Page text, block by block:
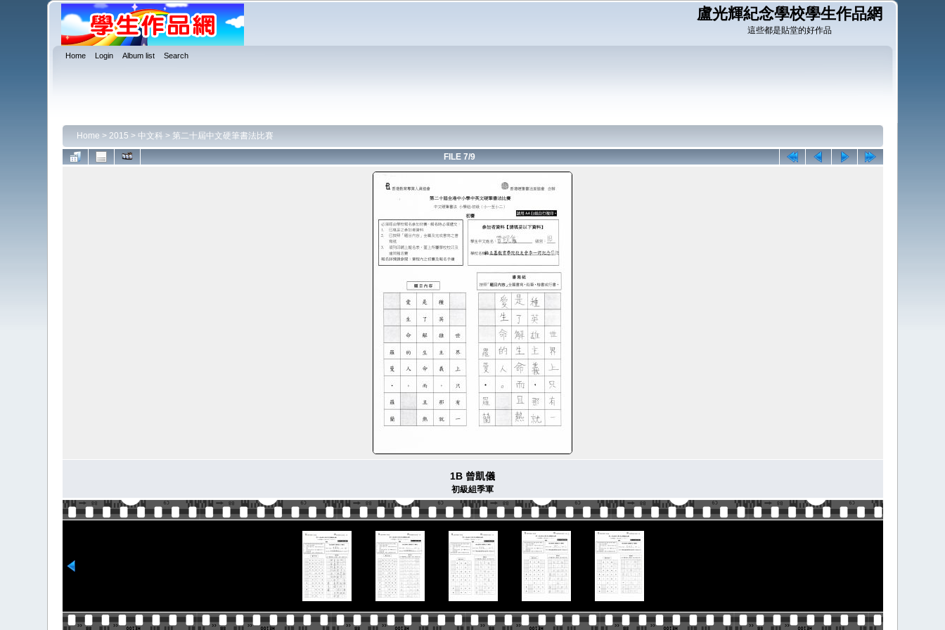
盧光輝紀念學校學生作品網
這些都是貼堂的好作品
Home Login Album list Search
Home > 2015 > 中文科> 第二十屆中文硬筆書法比賽
FILE 7/9
1B 曾凱儀
初級組季軍